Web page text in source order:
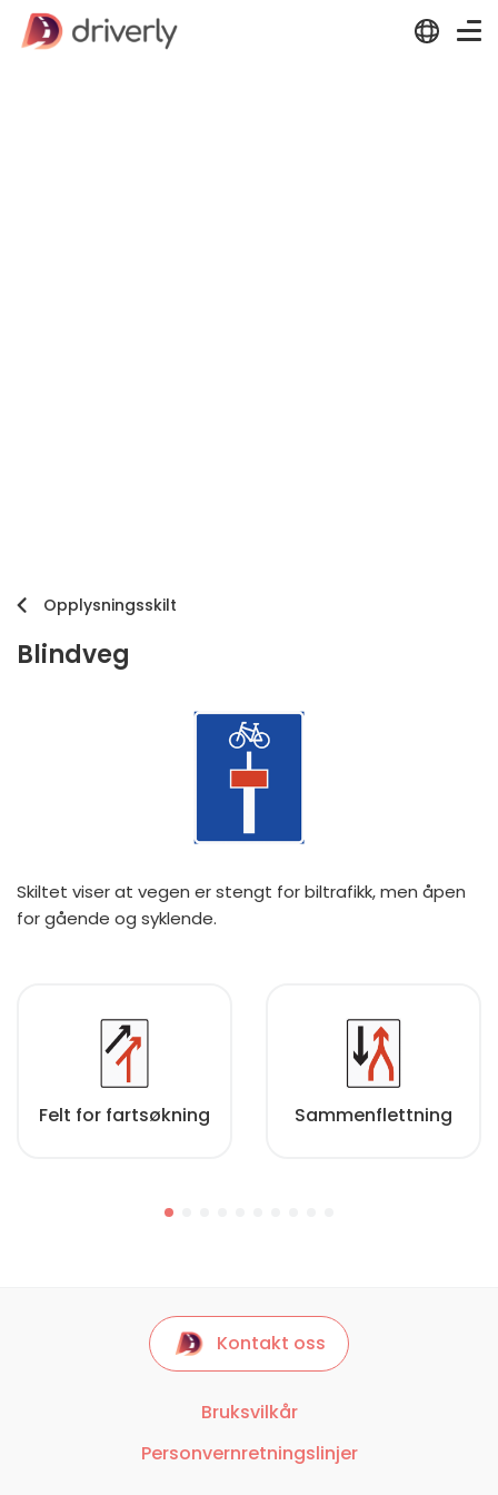
Opplysningsskilt
Blindveg
Skiltet viser at vegen er stengt for biltrafikk, men åpen
for gående og syklende.
Felt for fartsøkning Sammenflettning
Kontakt oss
Bruksvilkår
Personvernretningslinjer